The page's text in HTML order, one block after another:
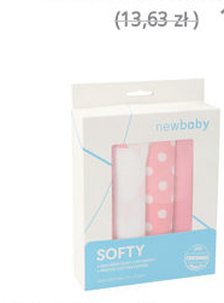
(13,63 zł )